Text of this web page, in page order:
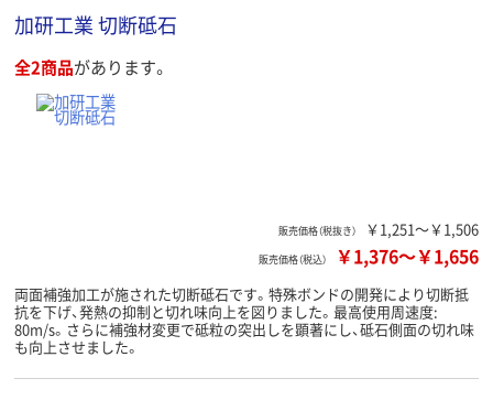
加研工業 切断砥石
全2商品があります。
販売価格（税抜き） ￥1,251～￥1,506
販売価格（税込） ￥1,376～￥1,656
両面補強加工が施された切断砥石です。特殊ボンドの開発により切断抵
抗を下げ、発熱の抑制と切れ味向上を図りました。最高使用周速度:
80m/s。さらに補強材変更で砥粒の突出しを顕著にし、砥石側面の切れ味
も向上させました。